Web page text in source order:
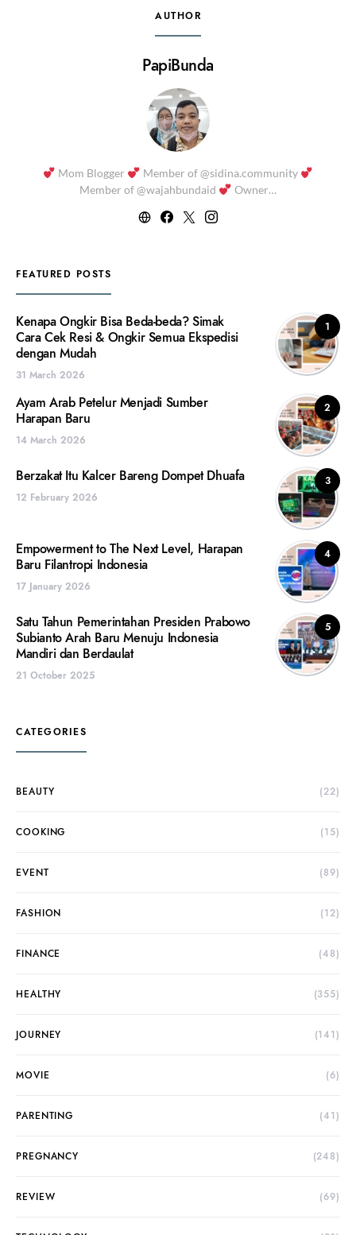
AUTHOR
PapiBunda
Mom Blogger
Member of @sidina.community
Member of @wajahbundaid
Owner…
FEATURED POSTS
1
Kenapa Ongkir Bisa Beda-beda? Simak
Cara Cek Resi & Ongkir Semua Ekspedisi
dengan Mudah
31 March 2026
2
Ayam Arab Petelur Menjadi Sumber
Harapan Baru
14 March 2026
3
Berzakat Itu Kalcer Bareng Dompet Dhuafa
12 February 2026
4
Empowerment to The Next Level, Harapan
Baru Filantropi Indonesia
17 January 2026
5
Satu Tahun Pemerintahan Presiden Prabowo
Subianto Arah Baru Menuju Indonesia
Mandiri dan Berdaulat
21 October 2025
CATEGORIES
BEAUTY (22)
COOKING (15)
EVENT (89)
FASHION (12)
FINANCE (48)
HEALTHY (355)
JOURNEY (141)
MOVIE (6)
PARENTING (41)
PREGNANCY (248)
REVIEW (69)